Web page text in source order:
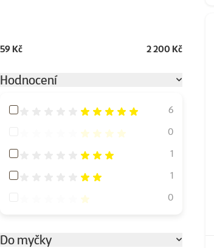
59 Kč 2 200 Kč
Hodnocení
Hodnocení 100%
6
Hodnocení 80%
0
Hodnocení 60%
1
Hodnocení 40%
1
Hodnocení 20%
0
Do myčky